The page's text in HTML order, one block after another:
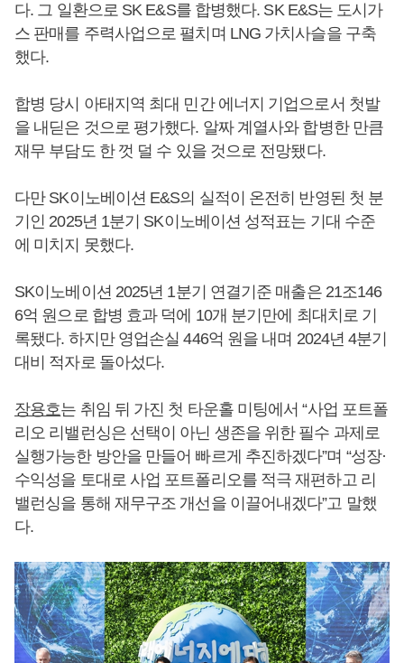
다. 그 일환으로 SK E&S를 합병했다. SK E&S는 도시가
스 판매를 주력사업으로 펼치며 LNG 가치사슬을 구축
했다.
합병 당시 아태지역 최대 민간 에너지 기업으로서 첫발
을 내딛은 것으로 평가했다. 알짜 계열사와 합병한 만큼
재무 부담도 한 껏 덜 수 있을 것으로 전망됐다.
다만 SK이노베이션 E&S의 실적이 온전히 반영된 첫 분
기인 2025년 1분기 SK이노베이션 성적표는 기대 수준
에 미치지 못했다.
SK이노베이션 2025년 1분기 연결기준 매출은 21조146
6억 원으로 합병 효과 덕에 10개 분기만에 최대치로 기
록됐다. 하지만 영업손실 446억 원을 내며 2024년 4분기
대비 적자로 돌아섰다.
장용호는 취임 뒤 가진 첫 타운홀 미팅에서 “사업 포트폴
리오 리밸런싱은 선택이 아닌 생존을 위한 필수 과제로
실행가능한 방안을 만들어 빠르게 추진하겠다”며 “성장·
수익성을 토대로 사업 포트폴리오를 적극 재편하고 리
밸런싱을 통해 재무구조 개선을 이끌어내겠다”고 말했
다.